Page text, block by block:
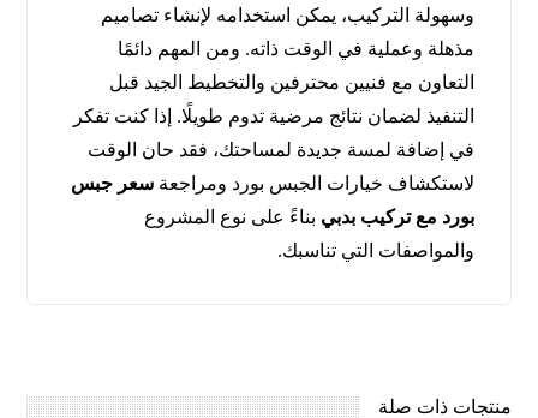
وسهولة التركيب، يمكن استخدامه لإنشاء تصاميم
مذهلة وعملية في الوقت ذاته. ومن المهم دائمًا
التعاون مع فنيين محترفين والتخطيط الجيد قبل
التنفيذ لضمان نتائج مرضية تدوم طويلًا. إذا كنت تفكر
في إضافة لمسة جديدة لمساحتك، فقد حان الوقت
لاستكشاف خيارات الجبس بورد ومراجعةسعر جبس
بورد مع تركيب بدبي بناءً على نوع المشروع
والمواصفات التي تناسبك.
منتجات ذات صلة